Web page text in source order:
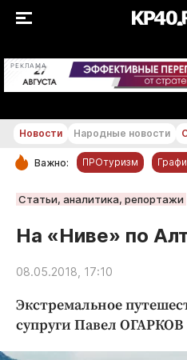
РЕКЛАМА
РУБРИКИ
Обнинск
Статьи
Авто и транспорт
Новости Народные новости
Важно: ПРОтуризм
Статьи, аналитика, репортажи
На «Ниве» по
08.05.2018, 17:10
Экстремальное
супруги Павел